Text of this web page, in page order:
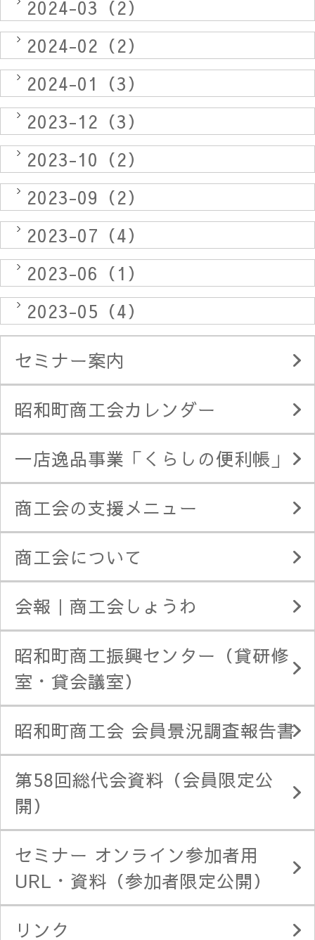
2024-03（2）
2024-02（2）
2024-01（3）
2023-12（3）
2023-10（2）
2023-09（2）
2023-07（4）
2023-06（1）
2023-05（4）
セミナー案内
昭和町商工会カレンダー
一店逸品事業「くらしの便利帳」
商工会の支援メニュー
商工会について
会報｜商工会しょうわ
昭和町商工振興センター（貸研修
室・貸会議室）
昭和町商工会 会員景況調査報告書
第58回総代会資料（会員限定公
開）
セミナー オンライン参加者用
URL・資料（参加者限定公開）
リンク